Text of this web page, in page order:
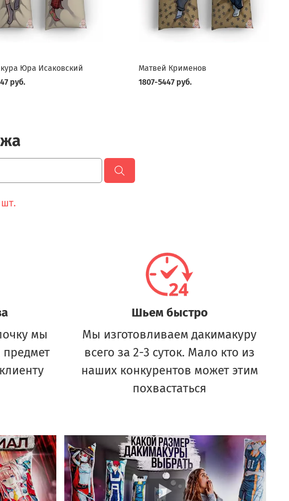
Юра Исаковский
руб.
Матвей Крименов
1807-5447 руб.
мы
Шьем быстро
Мы изготовливаем дакимакуру
всего за 2-3 суток. Мало кто из
наших конкурентов может этим
похвастаться